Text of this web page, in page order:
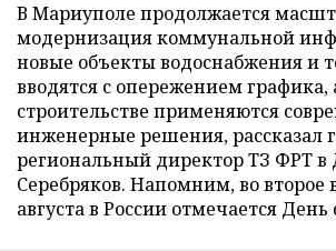
В Мариуполе продолжается
модернизация коммунальной
новые объекты водоснабжения и
вводятся с опережением графика,
строительстве применяются
инженерные решения, рассказал
региональный директор ТЗ ФРТ
Серебряков. Напомним, во второе
августа в России отмечается День